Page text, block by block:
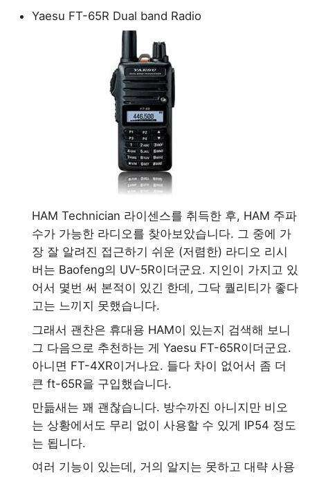
Yaesu FT-65R Dual band Radio
HAM Technician 라이센스를 취득한 후, HAM 주파
수가 가능한 라디오를 찾아보았습니다. 그 중에 가
장 잘 알려진 접근하기 쉬운 (저렴한) 라디오 리시
버는 Baofeng의 UV-5R이더군요. 지인이 가지고 있
어서 몇번 써 본적이 있긴 한데, 그닥 퀄리티가 좋다
고는 느끼지 못했습니다.
그래서 괜찬은 휴대용 HAM이 있는지 검색해 보니
그 다음으로 추천하는 게 Yaesu FT-65R이더군요.
아니면 FT-4XR이거나요. 들다 차이 없어서 좀 더
큰 ft-65R을 구입했습니다.
만듦새는 꽤 괜찮습니다. 방수까진 아니지만 비오
는 상황에서도 무리 없이 사용할 수 있게 IP54 정도
는 됩니다.
여러 기능이 있는데, 거의 알지는 못하고 대략 사용